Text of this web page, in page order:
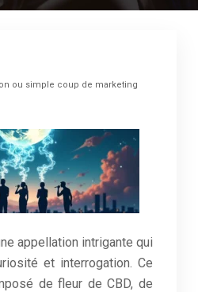
ou simple coup de marketing
appellation intrigante qui
et interrogation. Ce
de fleur de CBD, de